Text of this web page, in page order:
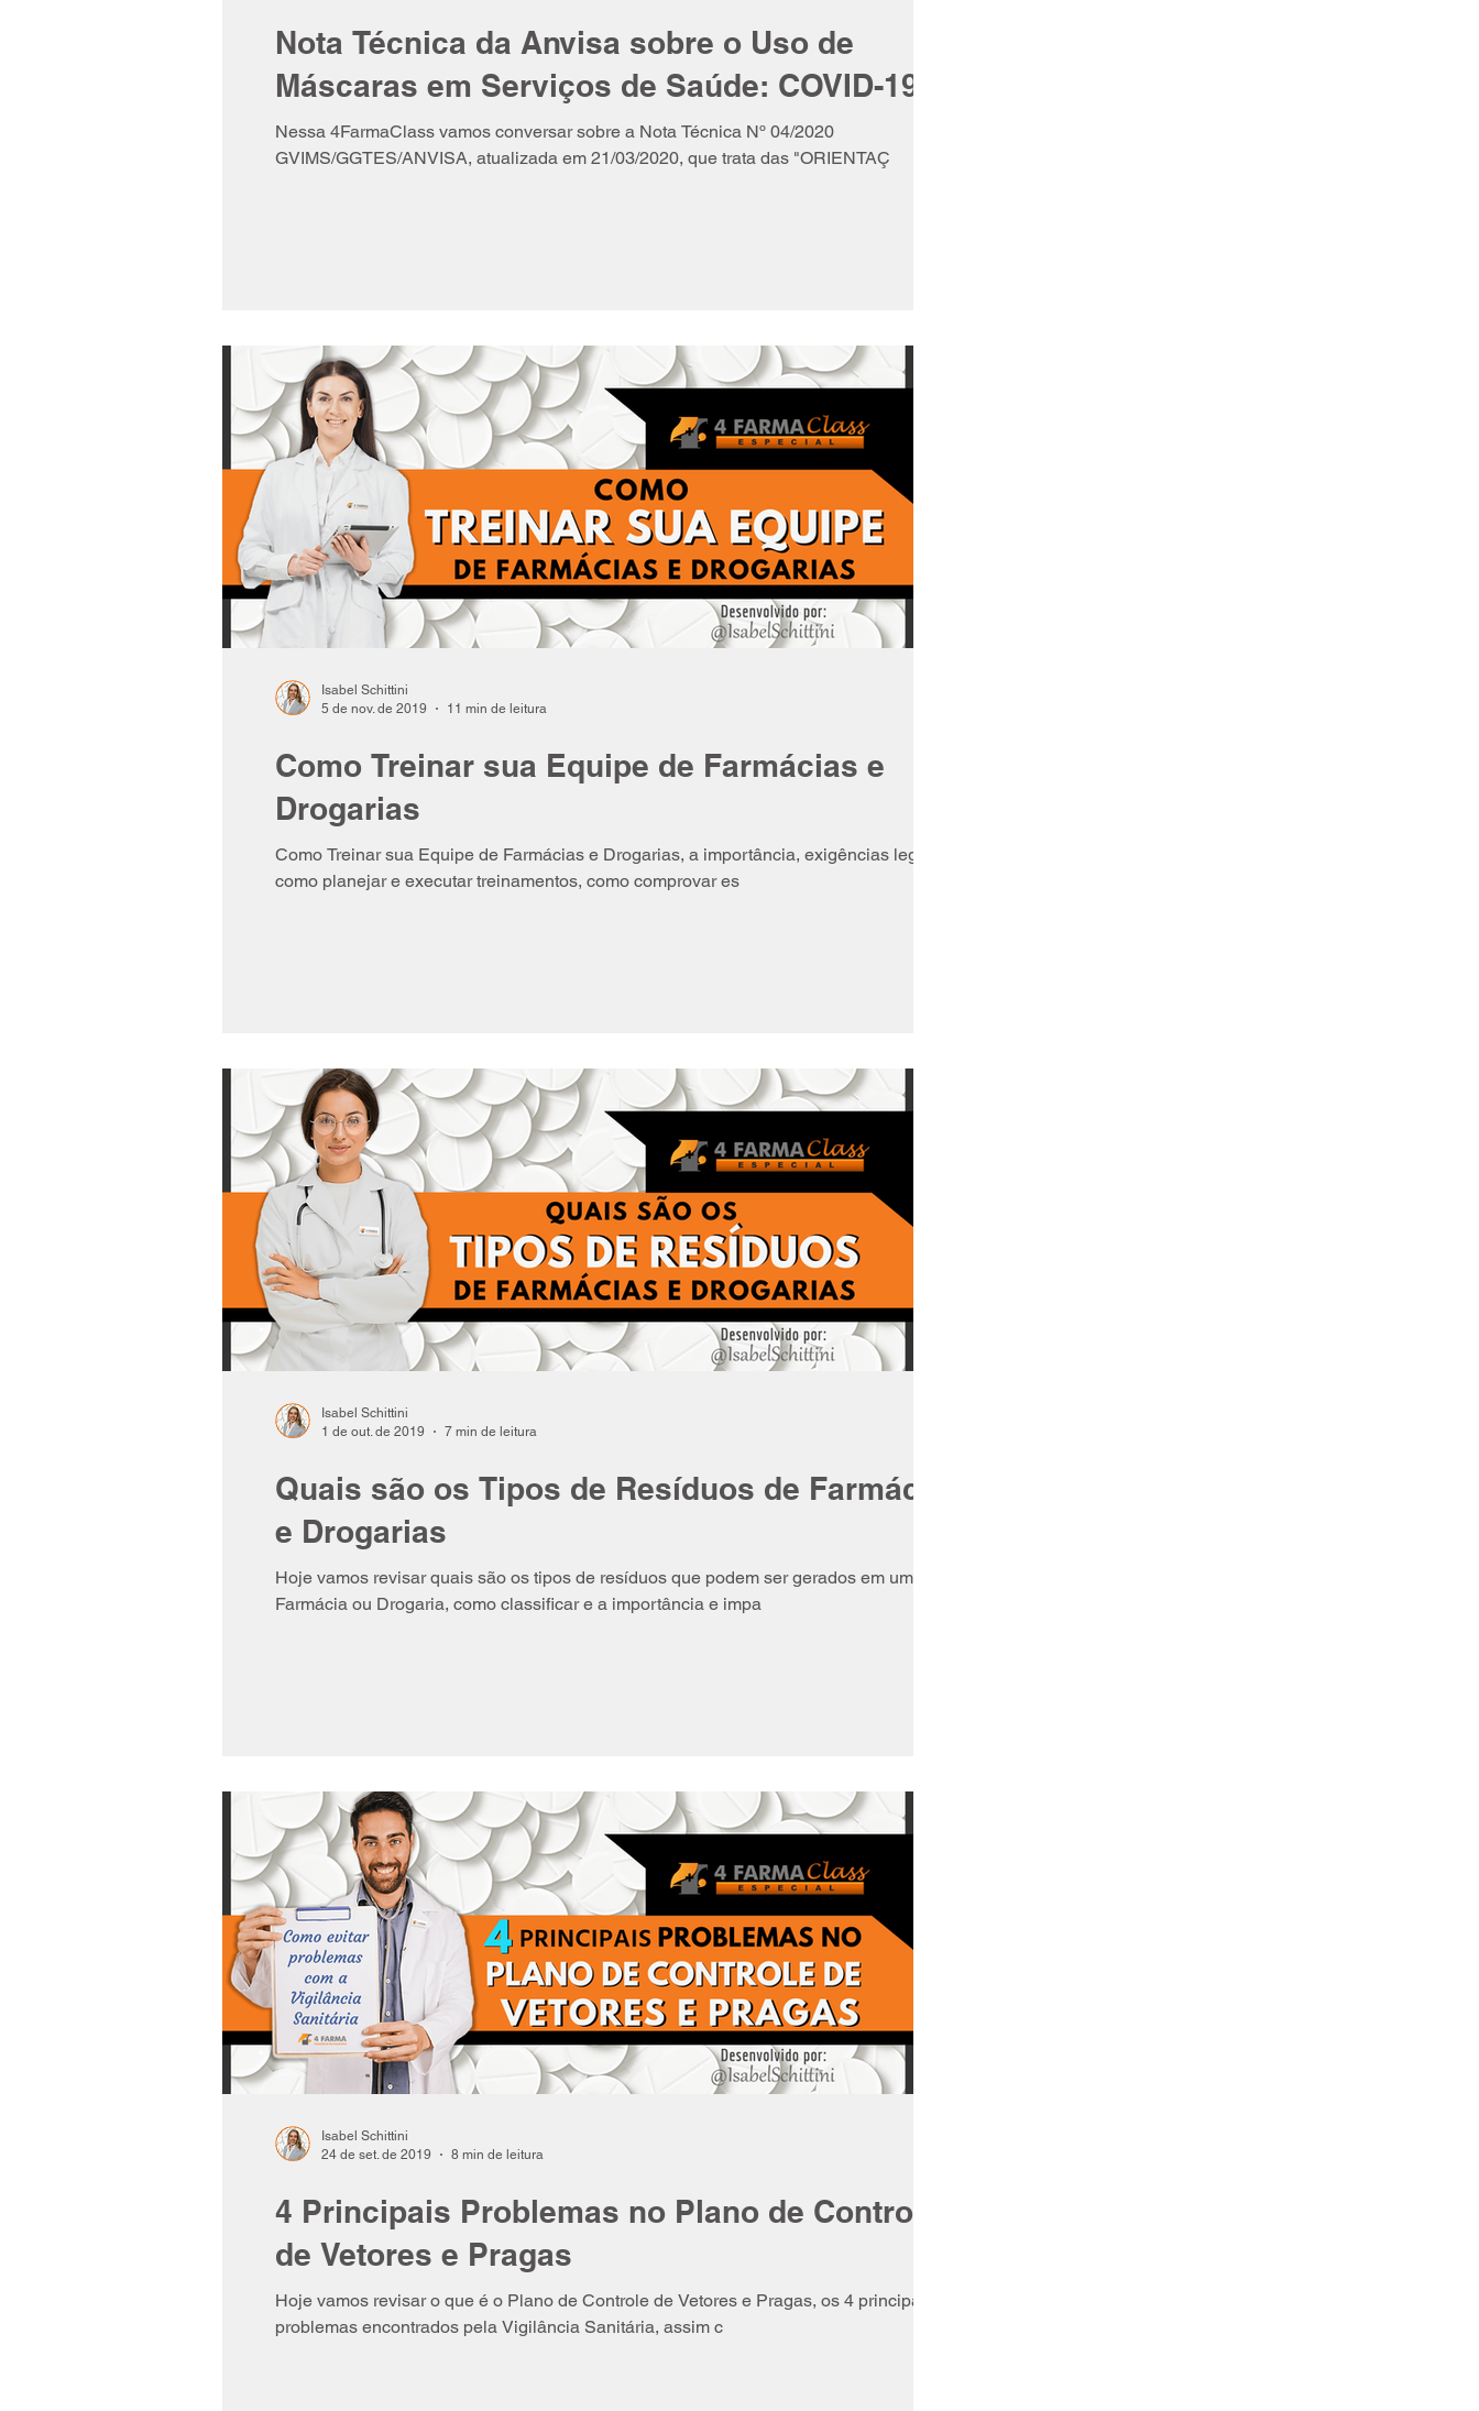
Nota Técnica da Anvisa sobre o Uso de
Máscaras em Serviços de Saúde: COVID-19
Nessa 4FarmaClass vamos conversar sobre a Nota Técnica Nº 04/2020
GVIMS/GGTES/ANVISA, atualizada em 21/03/2020, que trata das "ORIENTAÇ
Como Treinar sua Equipe de Farmácias e
Drogarias
Como Treinar sua Equipe de Farmácias e Drogarias, a importância, exigências legais,
como planejar e executar treinamentos, como comprovar es
Isabel Schittini
5 de nov. de 2019
11 min de leitura
Quais são os Tipos de Resíduos de Farmácias
e Drogarias
Hoje vamos revisar quais são os tipos de resíduos que podem ser gerados em uma
Farmácia ou Drogaria, como classificar e a importância e impa
Isabel Schittini
1 de out. de 2019
7 min de leitura
4 Principais Problemas no Plano de Controle
de Vetores e Pragas
Hoje vamos revisar o que é o Plano de Controle de Vetores e Pragas, os 4 principais
problemas encontrados pela Vigilância Sanitária, assim c
Isabel Schittini
24 de set. de 2019
8 min de leitura